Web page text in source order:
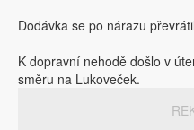
Dodávka se po nárazu
K dopravní nehodě došlo v
směru na Lukoveček.